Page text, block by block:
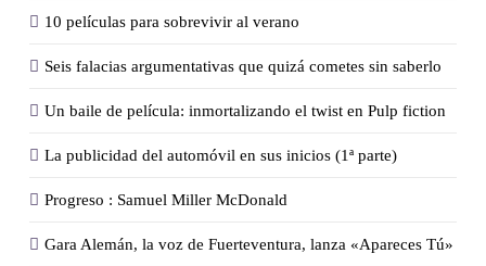
10 películas para sobrevivir al verano
Seis falacias argumentativas que quizá cometes sin saberlo
Un baile de película: inmortalizando el twist en Pulp fiction
La publicidad del automóvil en sus inicios (1ª parte)
Progreso : Samuel Miller McDonald
Gara Alemán, la voz de Fuerteventura, lanza «Apareces Tú»